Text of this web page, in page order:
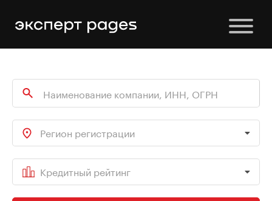
Регион регистрации
Кредитный рейтинг